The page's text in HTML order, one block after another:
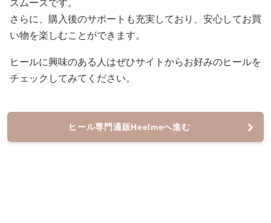
スムーズです。
さらに、購入後のサポートも充実しており、安心してお買
い物を楽しむことができます。
ヒールに興味のある人はぜひサイトからお好みのヒールを
チェックしてみてください。
ヒール専門通販Heelmeへ進む